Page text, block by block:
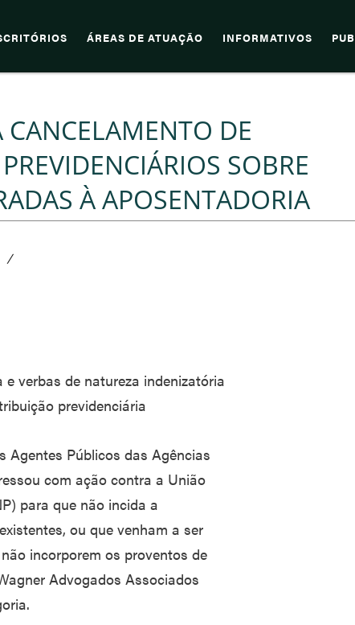
ÁREAS DE ATUAÇÃO INFORMATIVOS
DE
SOBRE
À APOSENTADORIA
/
verbas de natureza indenizatória
previdenciária
Agentes Públicos das Agências
com ação contra a União
para que não incida a
ou que venham a ser
incorporem os proventos de
Advogados Associados